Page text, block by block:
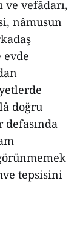
ve vefâdarı,
nâmusun
evde
doğru
tepsisini